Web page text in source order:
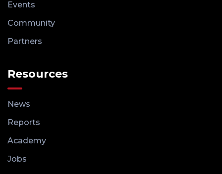
Events
Community
Partners
Resources
News
Reports
Academy
Jobs